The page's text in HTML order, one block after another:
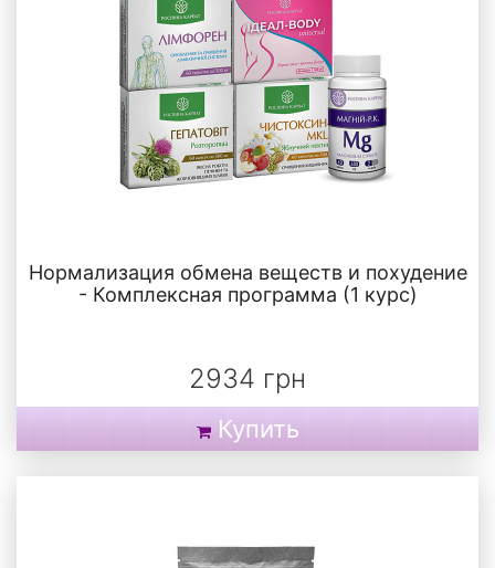
Нормализация обмена веществ и похудение
- Комплексная программа (1 курс)
2934 грн
Купить